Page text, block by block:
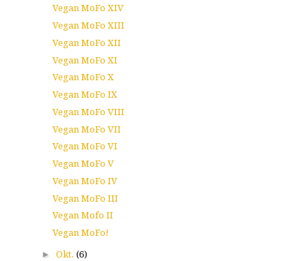
Vegan MoFo XIV
Vegan MoFo XIII
Vegan MoFo XII
Vegan MoFo XI
Vegan MoFo X
Vegan MoFo IX
Vegan MoFo VIII
Vegan MoFo VII
Vegan MoFo VI
Vegan MoFo V
Vegan MoFo IV
Vegan MoFo III
Vegan Mofo II
Vegan MoFo!
► Okt. (6)